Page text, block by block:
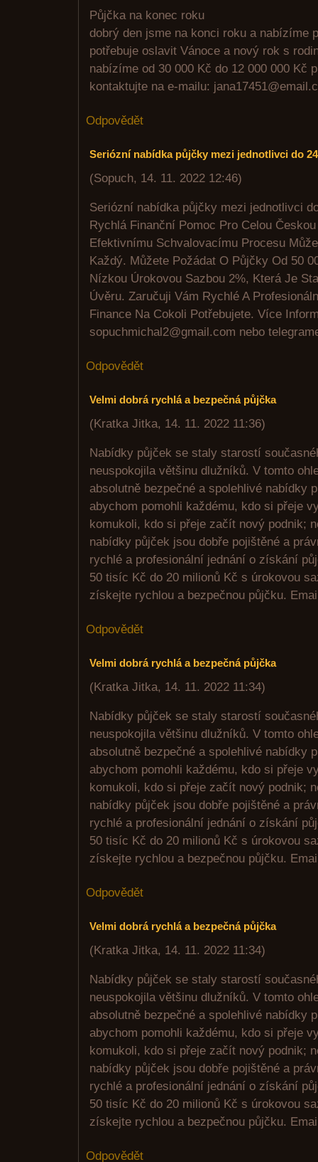
Půjčka na konec roku
dobrý den jsme na konci roku a nabízíme
potřebuje oslavit Vánoce a nový rok s
nabízíme od 30 000 Kč do 12 000 000 Kč
kontaktujte na e-mailu:
Odpovědět
Seriózní nabídka půjčky mezi jednotlivci do
(Sopuch, 14. 11. 2022 12:46)
Seriózní nabídka půjčky mezi jednotlivci
Rychlá Finanční Pomoc Pro Celou
Efektivnímu Schvalovacímu Procesu
Každý. Můžete Požádat O Půjčky Od 50
Nízkou Úrokovou Sazbou 2%, Která Je
Úvěru. Zaručuji Vám Rychlé A
Finance Na Cokoli Potřebujete. Více
sopuchmichal2@gmail.com nebo
Odpovědět
Velmi dobrá rychlá a bezpečná půjčka
(Kratka Jitka, 14. 11. 2022 11:36)
Nabídky půjček se staly starostí
neuspokojila většinu dlužníků. V tomto
absolutně bezpečné a spolehlivé nabídky
abychom pomohli každému, kdo si přeje
komukoli, kdo si přeje začít nový podnik;
nabídky půjček jsou dobře pojištěné a
rychlé a profesionální jednání o získání
50 tisíc Kč do 20 milionů Kč s úrokovou
získejte rychlou a bezpečnou půjčku.
Odpovědět
Velmi dobrá rychlá a bezpečná půjčka
(Kratka Jitka, 14. 11. 2022 11:34)
Nabídky půjček se staly starostí
neuspokojila většinu dlužníků. V tomto
absolutně bezpečné a spolehlivé nabídky
abychom pomohli každému, kdo si přeje
komukoli, kdo si přeje začít nový podnik;
nabídky půjček jsou dobře pojištěné a
rychlé a profesionální jednání o získání
50 tisíc Kč do 20 milionů Kč s úrokovou
získejte rychlou a bezpečnou půjčku.
Odpovědět
Velmi dobrá rychlá a bezpečná půjčka
(Kratka Jitka, 14. 11. 2022 11:34)
Nabídky půjček se staly starostí
neuspokojila většinu dlužníků. V tomto
absolutně bezpečné a spolehlivé nabídky
abychom pomohli každému, kdo si přeje
komukoli, kdo si přeje začít nový podnik;
nabídky půjček jsou dobře pojištěné a
rychlé a profesionální jednání o získání
50 tisíc Kč do 20 milionů Kč s úrokovou
získejte rychlou a bezpečnou půjčku.
Odpovědět